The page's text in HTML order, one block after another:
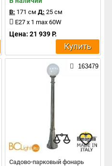
В: 171 см Д: 25 см
E27 x 1 max 60W
Цена: 21 939 Р.
Купить
163479
Садово-парковый фонарь